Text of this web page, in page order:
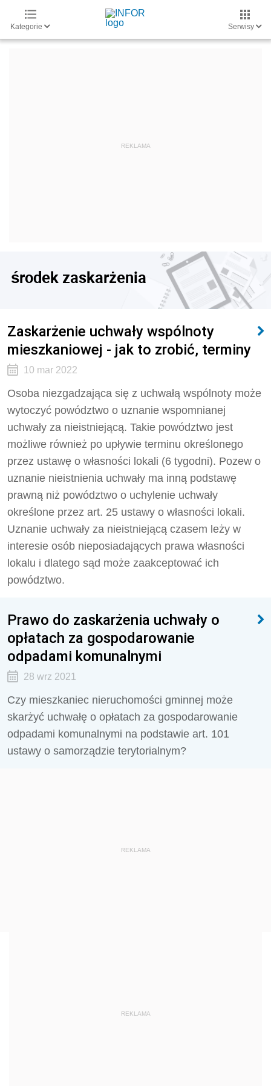
Kategorie Serwisy
środek zaskarżenia
Zaskarżenie uchwały wspólnoty
mieszkaniowej - jak to zrobić, terminy
10 mar 2022
Osoba niezgadzająca się z uchwałą wspólnoty może
wytoczyć powództwo o uznanie wspomnianej
uchwały za nieistniejącą. Takie powództwo jest
możliwe również po upływie terminu określonego
przez ustawę o własności lokali (6 tygodni). Pozew o
uznanie nieistnienia uchwały ma inną podstawę
prawną niż powództwo o uchylenie uchwały
określone przez art. 25 ustawy o własności lokali.
Uznanie uchwały za nieistniejącą czasem leży w
interesie osób nieposiadających prawa własności
lokalu i dlatego sąd może zaakceptować ich
powództwo.
Prawo do zaskarżenia uchwały o
opłatach za gospodarowanie
odpadami komunalnymi
28 wrz 2021
Czy mieszkaniec nieruchomości gminnej może
skarżyć uchwałę o opłatach za gospodarowanie
odpadami komunalnymi na podstawie art. 101
ustawy o samorządzie terytorialnym?
REKLAMA
REKLAMA